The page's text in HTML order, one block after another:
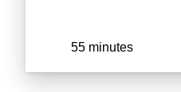
55 minutes